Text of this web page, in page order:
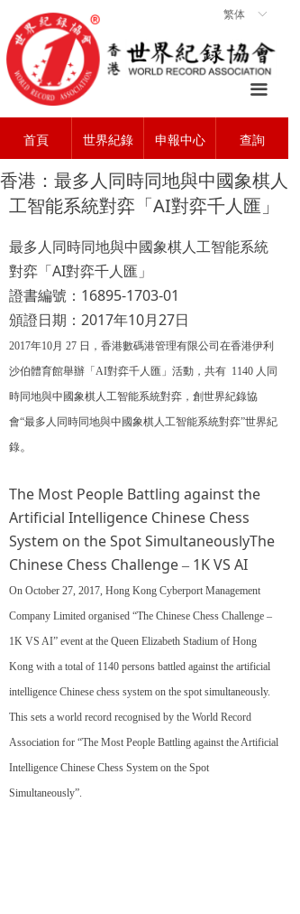
首頁 世界紀錄 申報中心 查詢
ꀅ
繁体
끀
ꀇ 首頁
ꄃ 關於協會
ꁡ 世界紀錄
ꄠ 查詢中心
ꂐ 申報中心
ꁘ 聯系我們
香港：最多人同時同地與中國象棋人
工智能系統對弈「AI對弈千人匯」
最多人同時同地與中國象棋人工智能系統
對弈「 AI對弈千人匯」
證書編號： 16895-1703-01
頒證日期： 2017年10月 27日
2017年10月 27 日，香港數碼港管理有限公司在香港伊利
沙伯體育館舉辦「AI對弈千人匯」活動，共有 1140 人同
時同地與中國象棋人工智能系統對弈，創世界紀錄協
會“最多人同時同地與中國象棋人工智能系統對弈”世界紀
錄。
The Most People Battling against the
Artificial Intelligence Chinese Chess
System on the Spot SimultaneouslyThe
Chinese Chess Challenge – 1K VS AI
On October 27, 2017, Hong Kong Cyberport Management
Company Limited organised “The Chinese Chess Challenge –
1K VS AI” event at the Queen Elizabeth Stadium of Hong
Kong with a total of 1140 persons battled against the artificial
intelligence Chinese chess system on the spot simultaneously.
This sets a world record recognised by the World Record
Association for “The Most People Battling against the Artificial
Intelligence Chinese Chess System on the Spot
Simultaneously”.